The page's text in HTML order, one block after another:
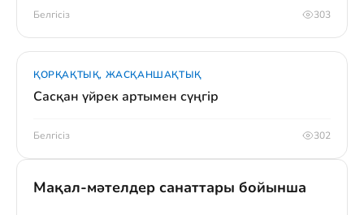
Белгісіз 303
ҚОРҚАҚТЫҚ, ЖАСҚАНШАҚТЫҚ
Сасқан үйрек артымен сүңгір
Белгісіз 302
Мақал-мәтелдер санаттары бойынша